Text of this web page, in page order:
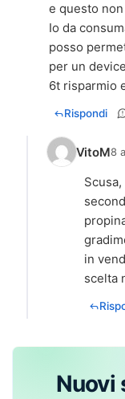
e questo
Io da
posso
per un
6t risparmio
Rispondi
VitoM8
in
scelta
Nuovi